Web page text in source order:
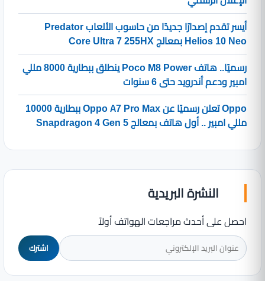
أيسر تقدم إصدارًا جديدًا من حاسوب الألعاب Predator
Helios 10 Neo بمعالج Core Ultra 7 255HX
رسميًا.. هاتف Poco M8 Power ينطلق ببطارية 8000 مللي
امبير ودعم أندرويد حتى 6 سنوات
Oppo تعلن رسميًا عن Oppo A7 Pro Max ببطارية 10000
مللي امبير .. أول هاتف بمعالج Snapdragon 4 Gen 5
النشرة البريدية
احصل على أحدث مراجعات الهواتف أولاً
اشترك